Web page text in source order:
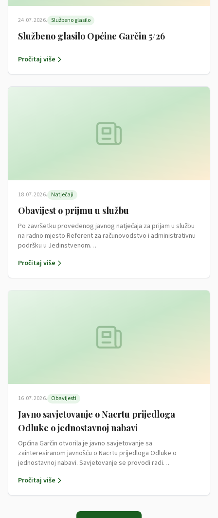
24.07.2026. Službeno glasilo
Službeno glasilo Općine Garčin 5/26
Pročitaj više
18.07.2026. Natječaji
Obavijest o prijmu u službu
Po završetku provedenog javnog natječaja za prijam u službu
na radno mjesto Referent za računovodstvo i administrativnu
podršku u Jedinstvenom…
Pročitaj više
16.07.2026. Obavijesti
Javno savjetovanje o Nacrtu prijedloga
Odluke o jednostavnoj nabavi
Općina Garčin otvorila je javno savjetovanje sa
zainteresiranom javnošću o Nacrtu prijedloga Odluke o
jednostavnoj nabavi. Savjetovanje se provodi radi…
Pročitaj više